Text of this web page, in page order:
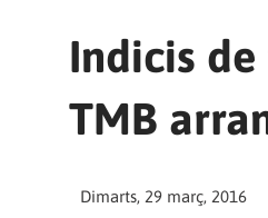
Indicis
TMB
Dimarts, 29 març, 2016